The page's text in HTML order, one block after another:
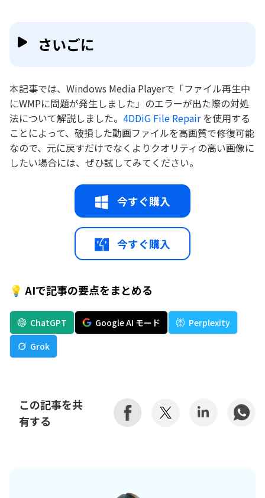
さいごに
本記事では、Windows Media Playerで「ファイル再生中
にWMPに問題が発生しました」のエラーが出た際の対処
法について解説しました。 4DDiG File Repairを使用する
ことによって、破損した動画ファイルを高画質で修復可能
なので、元に戻すだけでなくよりクオリティの高い画像に
したい場合には、ぜひ試してみてください。
今すぐ購入
今すぐ購入
💡 AIで記事の要点をまとめる
ChatGPT Google AI モード
Perplexity
Grok
この記事を共
有する